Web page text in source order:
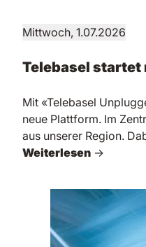
Mittwoch, 1.07.2026
Telebasel
Mit «Telebasel
neue Plattform. Im
aus unserer Region.
Weiterlesen →